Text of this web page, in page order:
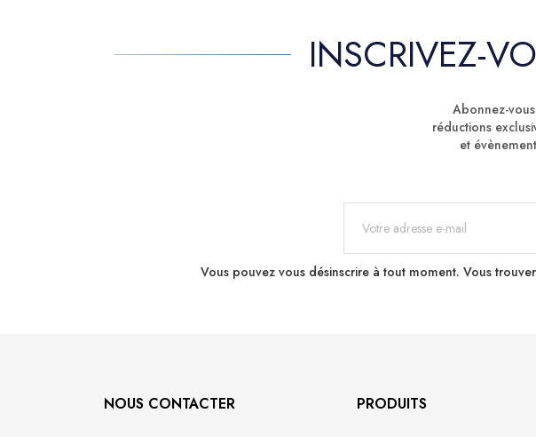
INSCRIVEZ-
Abonnez-
réductions
et
Vous pouvez vous désinscrire à tout moment. Vous
NOUS CONTACTER PRODUITS